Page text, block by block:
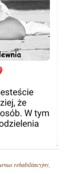
rehabilitacyjny,